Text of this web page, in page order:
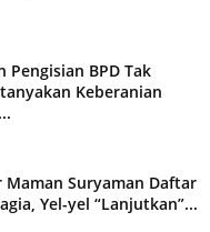
Pengisian BPD Tak
Keberanian
Maman Suryaman Daftar
Yel-yel “Lanjutkan”...